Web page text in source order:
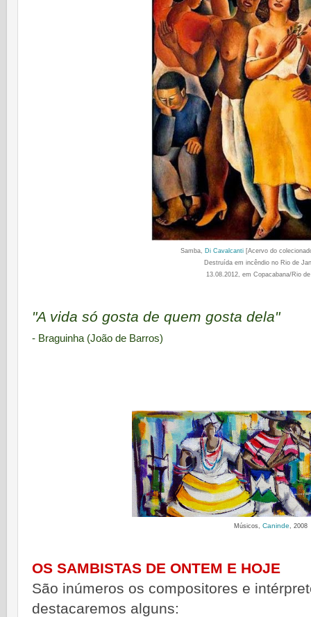
Samba, Di Cavalcanti [Acervo do
Destruída em incêndio no Rio de
13.08.2012, em Copacabana/Rio
"A vida só gosta de quem gosta dela"
- Braguinha (João de Barros)
Músicos, Caninde, 2008
OS SAMBISTAS DE ONTEM E HOJE
São inúmeros os compositores e
destacaremos alguns: